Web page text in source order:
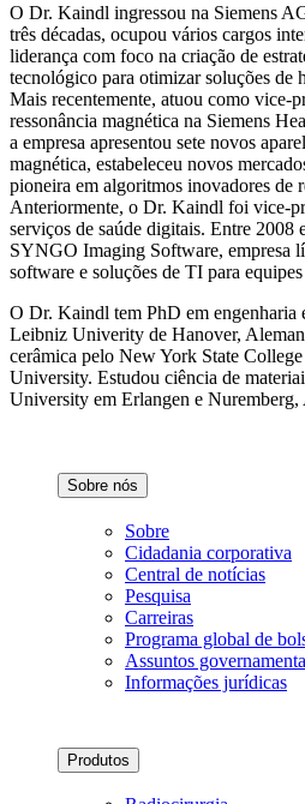
O Dr. Kaindl ingressou na Siemens
três décadas, ocupou vários cargos
liderança com foco na criação de
tecnológico para otimizar soluções de
Mais recentemente, atuou como vice-
ressonância magnética na Siemens
a empresa apresentou sete novos
magnética, estabeleceu novos
pioneira em algoritmos inovadores de
Anteriormente, o Dr. Kaindl foi vice-
serviços de saúde digitais. Entre 2008
SYNGO Imaging Software, empresa
software e soluções de TI para
O Dr. Kaindl tem PhD em
Leibniz Univerity de Hanover,
cerâmica pelo New York State
University. Estudou ciência de
University em Erlangen e Nuremberg,
Sobre nós
Sobre
Cidadania corporativa
Central de notícias
Pesquisa
Carreiras
Programa global de
Assuntos
Informações jurídicas
Produtos